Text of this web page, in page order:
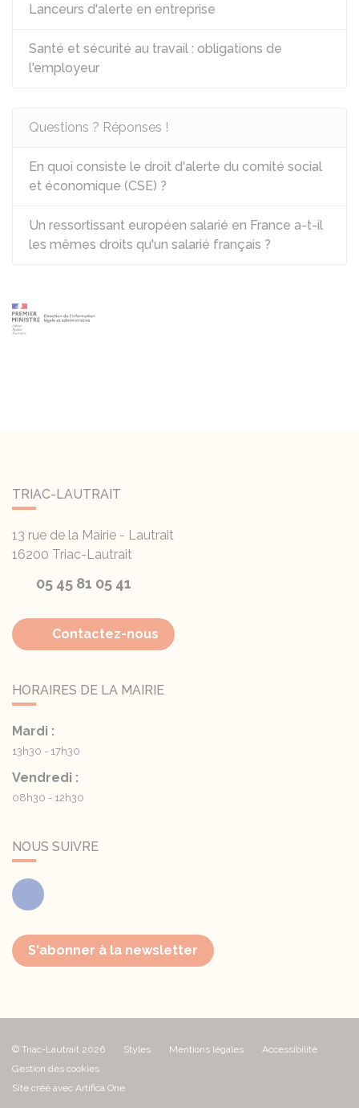
Lanceurs d'alerte en entreprise
Santé et sécurité au travail : obligations de
l'employeur
Questions ? Réponses !
En quoi consiste le droit d'alerte du comité social
et économique (CSE) ?
Un ressortissant européen salarié en France a-t-il
les mêmes droits qu'un salarié français ?
TRIAC-LAUTRAIT
13 rue de la Mairie - Lautrait
16200 Triac-Lautrait
05 45 81 05 41
Contactez-nous
HORAIRES DE LA MAIRIE
Mardi :
13h30 - 17h30
Vendredi :
08h30 - 12h30
NOUS SUIVRE
Facebook
S'abonner à la newsletter
© Triac-Lautrait 2026 Styles Mentions légales
Accessibilité
Gestion des cookies
Site créé avec Artifica One